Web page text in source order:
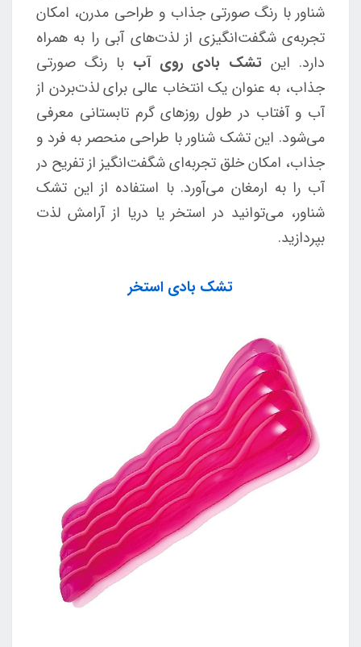
شناور با رنگ صورتی جذاب و طراحی مدرن، امکان
تجربه‌ی شگفت‌انگیزی از لذت‌های آبی را به همراه
دارد. این تشک بادی روی آب با رنگ صورتی
جذاب، به عنوان یک انتخاب عالی برای لذت‌بردن از
آب و آفتاب در طول روزهای گرم تابستانی معرفی
می‌شود. این تشک شناور با طراحی منحصر به فرد و
جذاب، امکان خلق تجربه‌ای شگفت‌انگیز از تفریح در
آب را به ارمغان می‌آورد. با استفاده از این تشک
شناور، می‌توانید در استخر یا دریا از آرامش لذت
بپردازید.
تشک بادی استخر